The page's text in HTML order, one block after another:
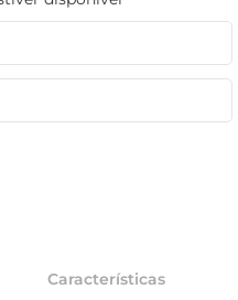
Características